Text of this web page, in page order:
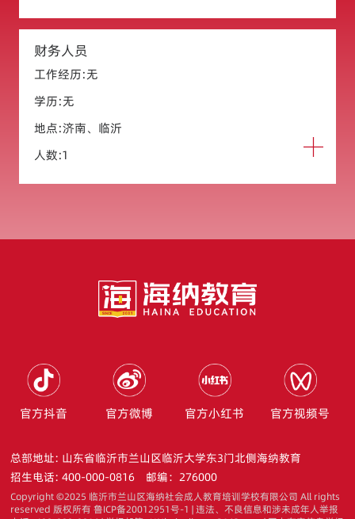
财务人员
工作经历:无
学历:无
地点:济南、临沂
人数:1
官方抖音 官方微博 官方小红书 官方视频号
总部地址: 山东省临沂市兰山区临沂大学东3门北侧海纳教育
招生电话: 400-000-0816
邮编：276000
Copyright ©2025 临沂市兰山区海纳社会成人教育培训学校有限公司 All rights
reserved 版权所有 鲁ICP备20012951号-1 | 违法、不良信息和涉未成年人举报